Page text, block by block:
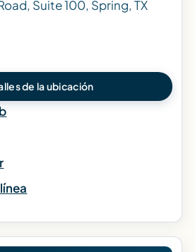
Suite 100, Spring, TX
de la ubicación